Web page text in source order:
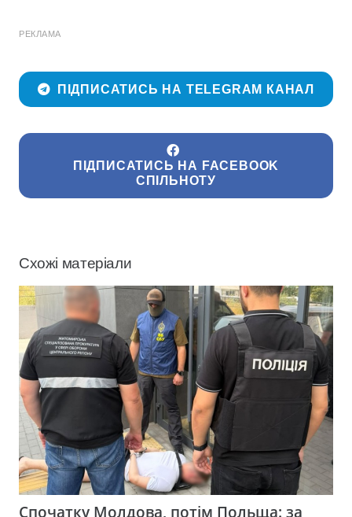
РЕКЛАМА
ПІДПИСАТИСЬ НА TELEGRAM КАНАЛ
ПІДПИСАТИСЬ НА FACEBOOK
СПІЛЬНОТУ
Схожі матеріали
Спочатку Молдова, потім Польща: за